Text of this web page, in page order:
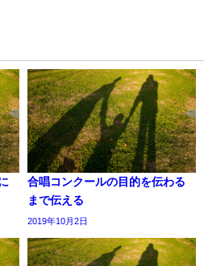
合唱コンクールの目的を伝わる
まで伝える
2019年10月2日